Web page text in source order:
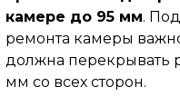
камере до 95 мм.
ремонта камеры
должна перекрывать
мм со всех сторон.